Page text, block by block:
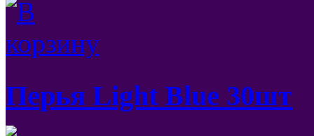
Перья Light Blue 30шт